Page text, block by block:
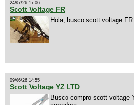
24/07/26 17:06
Scott Voltage FR
Hola, busco scott voltage FR
09/06/26 14:55
Scott Voltage YZ LTD
Busco compro scott voltage